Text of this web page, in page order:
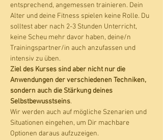
entsprechend, angemessen trainieren. Dein
Alter und deine Fitness spielen keine Rolle. Du
solltest aber nach 2-3 Stunden Unterricht,
keine Scheu mehr davor haben, deine/n
Trainingspartner/in auch anzufassen und
intensiv zu üben.
Ziel des Kurses sind aber nicht nur die
Anwendungen der verschiedenen Techniken,
sondern auch die Stärkung deines
Selbstbewusstseins.
Wir werden auch auf mögliche Szenarien und
Situationen eingehen, um Dir machbare
Optionen daraus aufzuzeigen.